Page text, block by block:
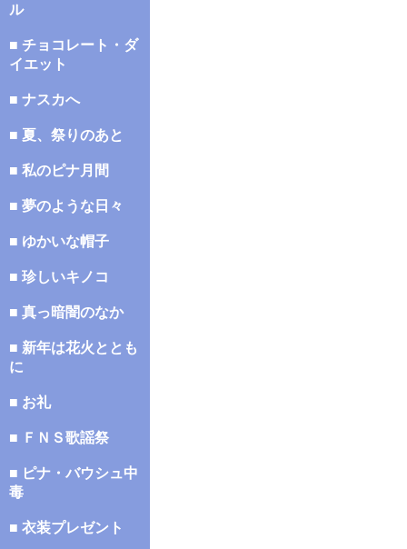
ル
■ チョコレート・ダ
イエット
■ ナスカへ
■ 夏、祭りのあと
■ 私のピナ月間
■ 夢のような日々
■ ゆかいな帽子
■ 珍しいキノコ
■ 真っ暗闇のなか
■ 新年は花火ととも
に
■ お礼
■ ＦＮＳ歌謡祭
■ ピナ・バウシュ中
毒
■ 衣装プレゼント